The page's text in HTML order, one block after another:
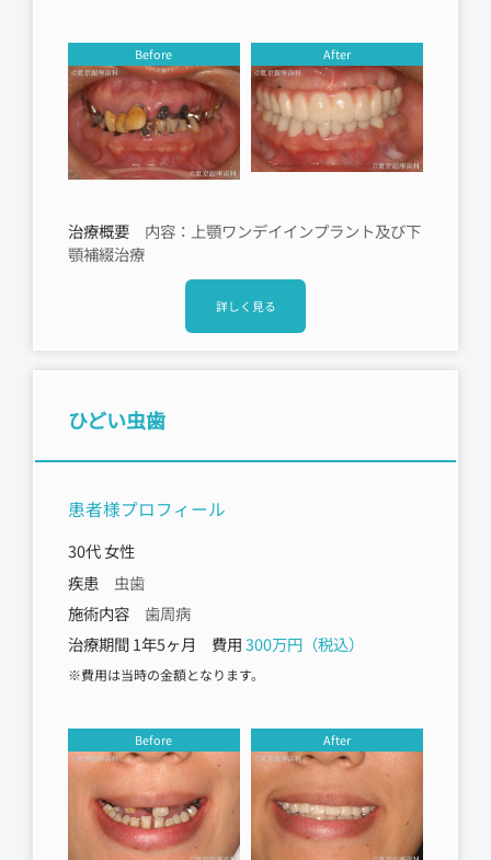
Before After
治療概要
内容：上顎ワンデイインプラント及び下
顎補綴治療
詳しく見る
ひどい虫歯
患者様プロフィール
30代 女性
疾患
虫歯
施術内容 歯周病
治療期間 1年5ヶ月 費用300万円（税込）
※費用は当時の金額となります。
Before After